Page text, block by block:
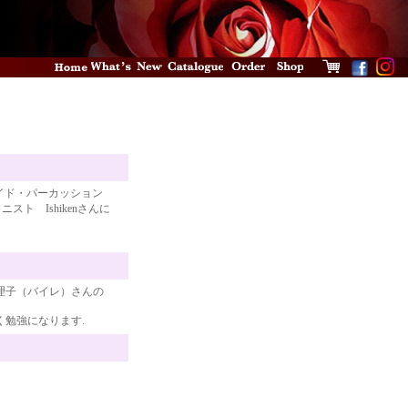
ド・パーカッション
スト Ishikenさんに
子（バイレ）さんの
勉強になります.